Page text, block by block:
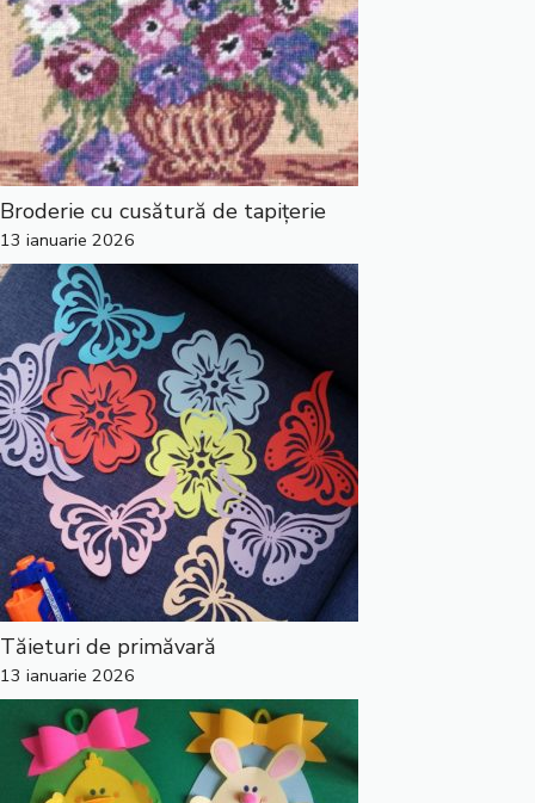
Broderie cu cusătură de tapițerie
13 ianuarie 2026
Tăieturi de primăvară
13 ianuarie 2026